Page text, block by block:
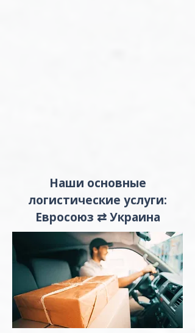
Наши основные
логистические услуги:
Евросоюз ⇄ Украина